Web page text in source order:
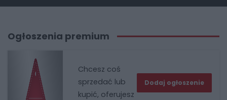
Ogłoszenia premium
Chcesz coś
sprzedać lub
kupić, oferujesz
Dodaj ogłoszenie